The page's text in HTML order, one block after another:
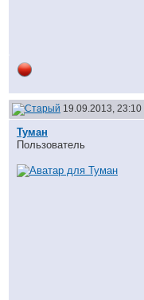
19.09.2013, 23:10
Туман
Пользователь